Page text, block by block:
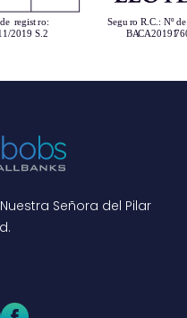
Señora del Pilar